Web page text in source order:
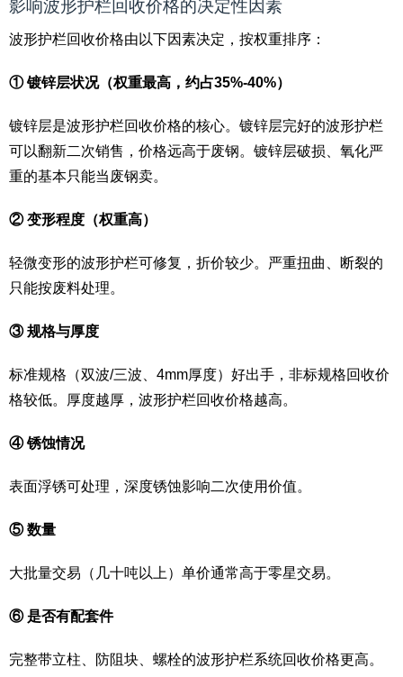
影响波形护栏回收价格的决定性因素
波形护栏回收价格由以下因素决定，按权重排序：
① 镀锌层状况（权重最高，约占35%-40%）
镀锌层是波形护栏回收价格的核心。镀锌层完好的波形护栏
可以翻新二次销售，价格远高于废钢。镀锌层破损、氧化严
重的基本只能当废钢卖。
② 变形程度（权重高）
轻微变形的波形护栏可修复，折价较少。严重扭曲、断裂的
只能按废料处理。
③ 规格与厚度
标准规格（双波/三波、4mm厚度）好出手，非标规格回收价
格较低。厚度越厚，波形护栏回收价格越高。
④ 锈蚀情况
表面浮锈可处理，深度锈蚀影响二次使用价值。
⑤ 数量
大批量交易（几十吨以上）单价通常高于零星交易。
⑥ 是否有配套件
完整带立柱、防阻块、螺栓的波形护栏系统回收价格更高。